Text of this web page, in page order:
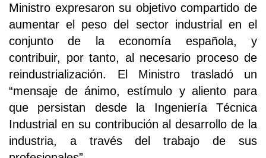
Ministro expresaron su objetivo compartido de
aumentar el peso del sector industrial en el
conjunto de la economía española, y
contribuir, por tanto, al necesario proceso de
reindustrialización. El Ministro trasladó un
“mensaje de ánimo, estímulo y aliento para
que persistan desde la Ingeniería Técnica
Industrial en su contribución al desarrollo de la
industria, a través del trabajo de sus